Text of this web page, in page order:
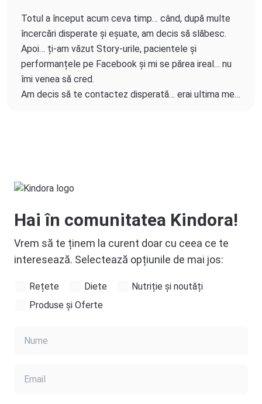
Totul a început acum ceva timp… când, după multe
încercări disperate și eșuate, am decis să slăbesc.
Apoi… ți-am văzut Story-urile, pacientele și
performanțele pe Facebook și mi se părea ireal… nu
îmi venea să cred.
Am decis să te contactez disperată… erai ultima mea
prescris în planul meu personalizat.
Acum am devenit și eu un „Ireal”. Am slăbit 20,3 kg în
Nu am cuvinte să îți mulțumesc pentru „Noua Viață”
pe care mi-ai redat-o și plusul de sănătate.
Povestea continuă… nu mă voi opri aici.
Mulțumesc din tot sufletul!
Hai în comunitatea Kindora!
Vrem să te ținem la curent doar cu ceea ce te
interesează. Selectează opțiunile de mai jos:
Rețete Diete
Nutriție și noutăți
Produse și Oferte